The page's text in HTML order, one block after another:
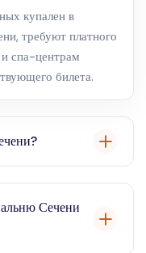
купален в
требуют платного
спа-центрам
билета.
онлайн
на входе
на нашем
Сечени